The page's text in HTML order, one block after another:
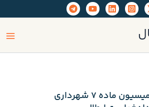
اعتراض به آرای کمیسیون ماده ۷ شهرداری